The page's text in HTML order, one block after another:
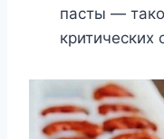
пасты —
критических